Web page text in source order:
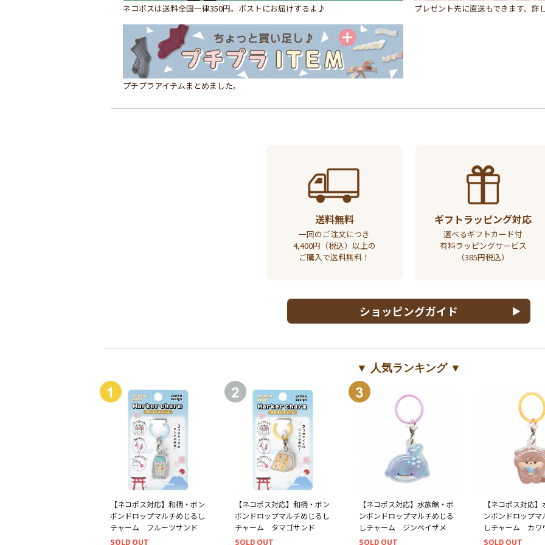
ネコポスは送料全国一律350円。ポストにお届けするよ♪ プレゼント先に直送もできます。詳
プチプラアイテムまとめました。
送料無料
一回のご注文につき
4,400円（税込）以上の
ご購入で送料無料！
ギフトラッピング対応
選べるギフトカード付
有料ラッピングサービス
（385円税込）
ショッピングガイド
▼ 人気ランキング ▼
【ネコポス対応】和柄・ボン
ボンドロップマルチめじるし
チャーム フルーツサンド
SOLD OUT
【ネコポス対応】和柄・ボン
ボンドロップマルチめじるし
チャーム タマゴサンド
SOLD OUT
【ネコポス対応】水族館・ボ
ンボンドロップマルチめじる
しチャーム ジンベイザメ
SOLD OUT
【ネコポス対応
ンボンドロップマ
しチャーム カワ
SOLD OUT